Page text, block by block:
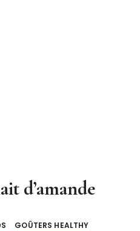
d’amande
GOÛTERS HEALTHY